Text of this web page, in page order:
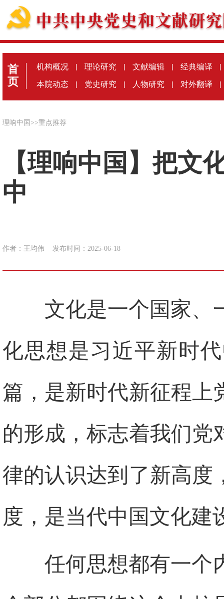
首
页
机构概况 | 理论研究 | 文献编辑 | 经典编译 |
本院动态 | 党史研究 | 人物研究 | 对外翻译 |
理响中国 >>重点推荐
【理响中国】把文
中
作者：王均伟 发布时间：2025-06-18
文化是一个国家、
化思想是习近平新时
篇，是新时代新征程上
的形成，标志着我们党
律的认识达到了新高度
度，是当代中国文化建
任何思想都有一个